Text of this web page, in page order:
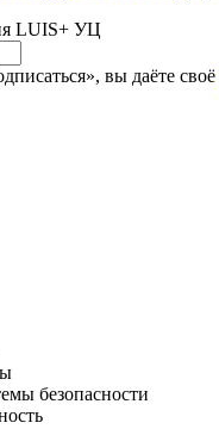
LUIS+ УЦ
вы даёте своё
безопасности